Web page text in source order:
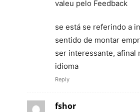
valeu pelo Feedback
se está se referindo a
sentido de montar
ser interessante, afinal
idioma
Reply
fshor